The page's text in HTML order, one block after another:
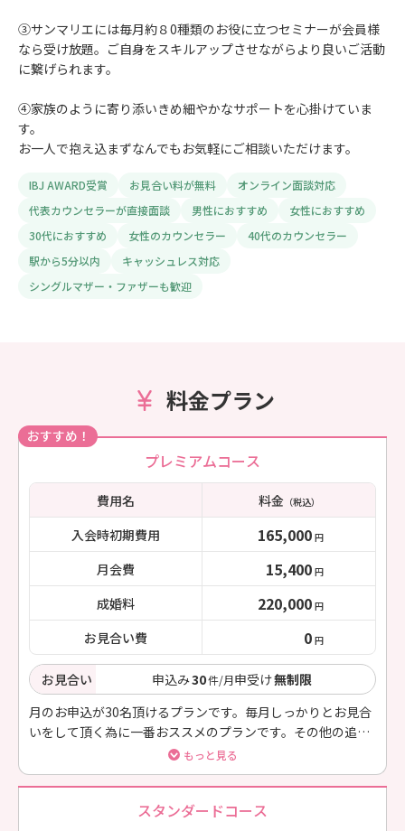
③サンマリエには毎月約８0種類のお役に立つセミナーが会員様
なら受け放題。ご自身をスキルアップさせながらより良いご活動
に繋げられます。
④家族のように寄り添いきめ細やかなサポートを心掛けていま
す。
お一人で抱え込まずなんでもお気軽にご相談いただけます。
IBJ AWARD受賞 お見合い料が無料
オンライン面談対応
代表カウンセラーが直接面談
男性におすすめ
女性におすすめ
30代におすすめ
女性のカウンセラー
40代のカウンセラー
駅から5分以内
キャッシュレス対応
シングルマザー・ファザーも歓迎
料金プラン
おすすめ！
プレミアムコース
費用名 料金（税込）
入会時初期費用 165,000 円
月会費 15,400 円
成婚料 220,000 円
お見合い費 0 円
お見合い 申込み30件/月申受け無制限
月のお申込が30名頂けるプランです。毎月しっかりとお見合
いをして頂く為に一番おススメのプランです。その他の追加
料金などなくお電話・LINE等無制限でご利用いただけます。
もっと見る
スタンダードコース